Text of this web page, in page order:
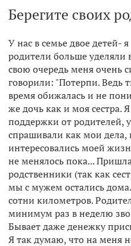
Берегите своих
У нас в семье двое детей-
родители больше уделяли
свою очередь меня очень
говорили: "Потерпи. Ведь
время обижалась и не
же дочь как и моя сестра.
поддержки от родителей,
спрашивали как мои
интересовались моей
не менялось пока...
родственники (так как
мы с мужем остались
сотни километров.
минимум раз в неделю
Бывает даже денежку
Я так думаю, что на меня